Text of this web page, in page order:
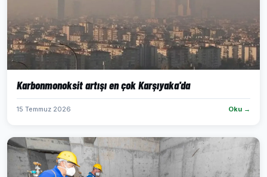
Karbonmonoksit artışı en çok Karşıyaka'da
15 Temmuz 2026 Oku →